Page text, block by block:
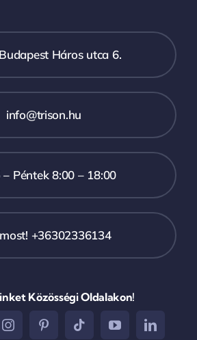
Háros utca 6.
info@trison.hu
Péntek 8:00 – 18:00
+36302336134
Közösségi Oldalakon!